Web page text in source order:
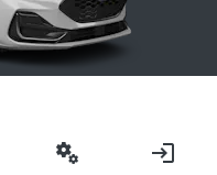
miscellaneous_services login